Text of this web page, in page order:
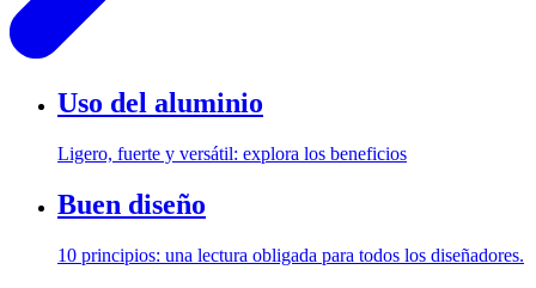
Uso del aluminio
Ligero, fuerte y versátil: explora los beneficios
Buen diseño
10 principios: una lectura obligada para todos los diseñadores.